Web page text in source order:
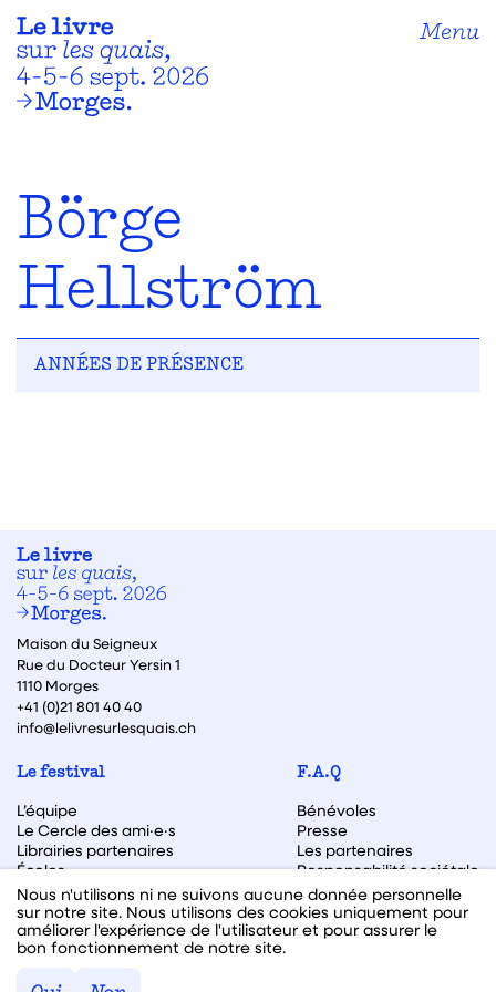
Menu
Börge
Hellström
ANNÉES DE PRÉSENCE
Maison du Seigneux
Rue du Docteur Yersin 1
1110 Morges
+41 (0)21 801 40 40
info@lelivresurlesquais.ch
Le festival
L’équipe
Le Cercle des ami·e·s
Librairies partenaires
Écoles
F.A.Q
Bénévoles
Presse
Les partenaires
Responsabilité sociétale
Archive des éditions
Archive des autrices et auteurs
Nous n'utilisons ni ne suivons aucune donnée personnelle
sur notre site. Nous utilisons des cookies uniquement pour
améliorer l'expérience de l'utilisateur et pour assurer le
bon fonctionnement de notre site.